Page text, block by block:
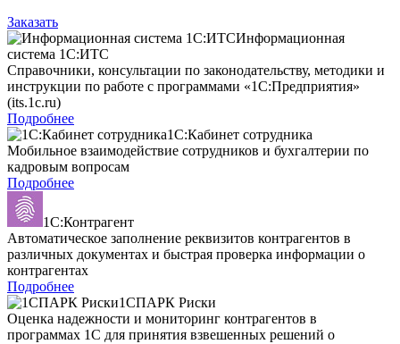
Заказать
Информационная
система 1С:ИТС
Справочники, консультации по законодательству, методики и
инструкции по работе с программами «1С:Предприятия»
(its.1c.ru)
Подробнее
1С:Кабинет сотрудника
Мобильное взаимодействие сотрудников и бухгалтерии по
кадровым вопросам
Подробнее
1С:Контрагент
Автоматическое заполнение реквизитов контрагентов в
различных документах и быстрая проверка информации о
контрагентах
Подробнее
1СПАРК Риски
Оценка надежности и мониторинг контрагентов в
программах 1С для принятия взвешенных решений о